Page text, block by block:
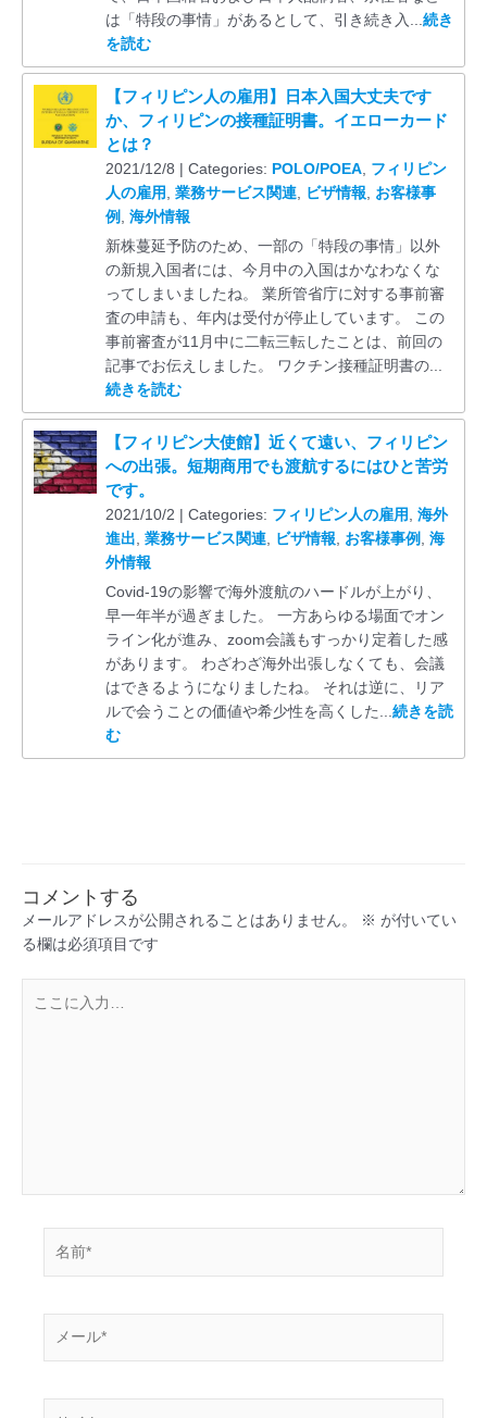
は「特段の事情」があるとして、引き続き入... 続き
を読む
【フィリピン人の雇用】日本入国大丈夫です
か、フィリピンの接種証明書。イエローカード
とは？
2021/12/8 | Categories: POLO/POEA, フィリピン
人の雇用
業務サービス関連, ビザ情報
お客様事
例
海外情報
新株蔓延予防のため、一部の「特段の事情」以外
の新規入国者には、今月中の入国はかなわなくな
ってしまいましたね。 業所管省庁に対する事前審
査の申請も、年内は受付が停止しています。 この
事前審査が11月中に二転三転したことは、前回の
記事でお伝えしました。 ワクチン接種証明書の...
続きを読む
【フィリピン大使館】近くて遠い、フィリピン
への出張。短期商用でも渡航するにはひと苦労
です。
2021/10/2 | Categories: フィリピン人の雇用
海外
進出 業務サービス関連, ビザ情報 お客様事例
海
外情報
Covid-19の影響で海外渡航のハードルが上がり、
早一年半が過ぎました。 一方あらゆる場面でオン
ライン化が進み、zoom会議もすっかり定着した感
があります。 わざわざ海外出張しなくても、会議
はできるようになりましたね。 それは逆に、リア
ルで会うことの価値や希少性を高くした... 続きを読
む
コメントする
メールアドレスが公開されることはありません。 ※ が付いてい
る欄は必須項目です
ー
*